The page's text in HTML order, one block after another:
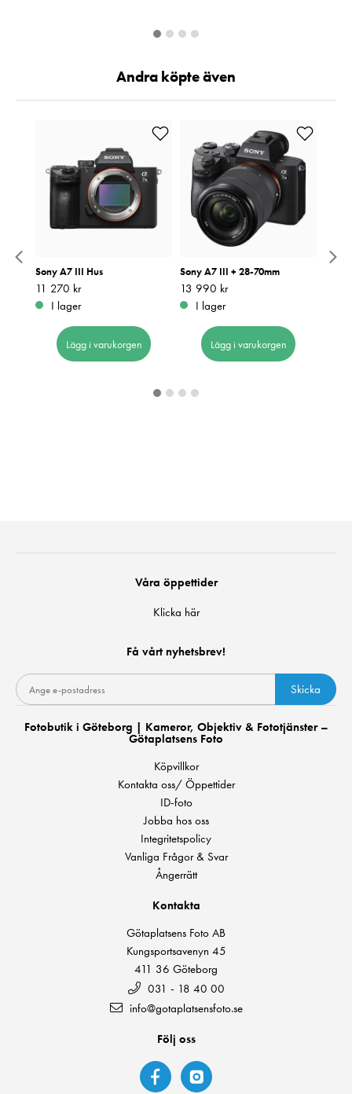
Andra köpte även
Sony A7 III Hus
Pris :11 270 kr
11 270 kr
I lager
Lägg i varukorgen
Sony A7 III + 28-70mm
Pris :13 990 kr
13 990 kr
I lager
Lägg i varukorgen
Våra öppettider
Klicka här
Få vårt nyhetsbrev!
Skicka
Fotobutik i Göteborg | Kameror, Objektiv & Fototjänster –
Götaplatsens Foto
Köpvillkor
Kontakta oss/ Öppettider
ID-foto
Jobba hos oss
Integritetspolicy
Vanliga Frågor & Svar
Ångerrätt
Kontakta
Götaplatsens Foto AB
Kungsportsavenyn 45
411 36 Göteborg
031 - 18 40 00
info@gotaplatsensfoto.se
Följ oss